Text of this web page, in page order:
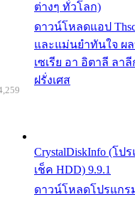
ต่างๆ ทั่วโลก)
ดาวน์โหลดแอป
และแม่นยำทันใจ ผ
เซเรีย อา อิตาลี ลา
ฝรั่งเศส
CrystalDiskInfo (โป
เช็ค HDD) 9.9.1
ดาวน์โหลดโปรแกร